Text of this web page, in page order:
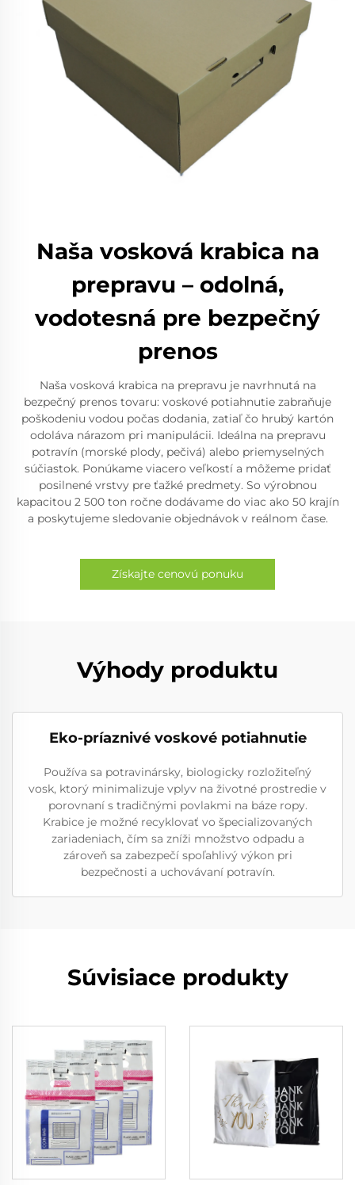
Naša vosková krabica na
prepravu – odolná,
vodotesná pre bezpečný
prenos
Naša vosková krabica na prepravu je navrhnutá na
bezpečný prenos tovaru: voskové potiahnutie zabraňuje
poškodeniu vodou počas dodania, zatiaľ čo hrubý kartón
odoláva nárazom pri manipulácii. Ideálna na prepravu
potravín (morské plody, pečivá) alebo priemyselných
súčiastok. Ponúkame viacero veľkostí a môžeme pridať
posilnené vrstvy pre ťažké predmety. So výrobnou
kapacitou 2 500 ton ročne dodávame do viac ako 50 krajín
a poskytujeme sledovanie objednávok v reálnom čase.
Získajte cenovú ponuku
Výhody produktu
Eko-príaznivé voskové potiahnutie
Používa sa potravinársky, biologicky rozložiteľný
vosk, ktorý minimalizuje vplyv na životné prostredie v
porovnaní s tradičnými povlakmi na báze ropy.
Krabice je možné recyklovať vo špecializovaných
zariadeniach, čím sa zníži množstvo odpadu a
zároveň sa zabezpečí spoľahlivý výkon pri
bezpečnosti a uchovávaní potravín.
Súvisiace produkty